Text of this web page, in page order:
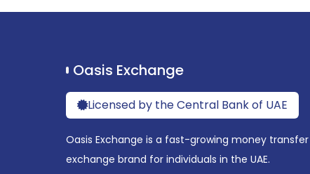
Oasis Exchange
Licensed by the Central Bank of UAE
Oasis Exchange is a fast-growing money
exchange brand for individuals in the UAE.